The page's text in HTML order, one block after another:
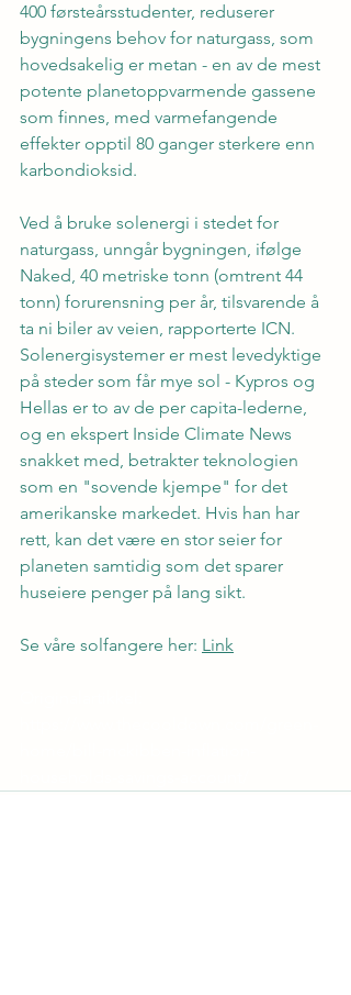
400 førsteårsstudenter, reduserer
bygningens behov for naturgass, som
hovedsakelig er metan - en av de mest
potente planetoppvarmende gassene
som finnes, med varmefangende
effekter opptil 80 ganger sterkere enn
karbondioksid.
Ved å bruke solenergi i stedet for
naturgass, unngår bygningen, ifølge
Naked, 40 metriske tonn (omtrent 44
tonn) forurensning per år, tilsvarende å
ta ni biler av veien, rapporterte ICN.
Solenergisystemer er mest levedyktige
på steder som får mye sol - Kypros og
Hellas er to av de per capita-lederne,
og en ekspert Inside Climate News
snakket med, betrakter teknologien
som en "sovende kjempe" for det
amerikanske markedet. Hvis han har
rett, kan det være en stor seier for
planeten samtidig som det sparer
huseiere penger på lang sikt.
Se våre solfangere her: Link